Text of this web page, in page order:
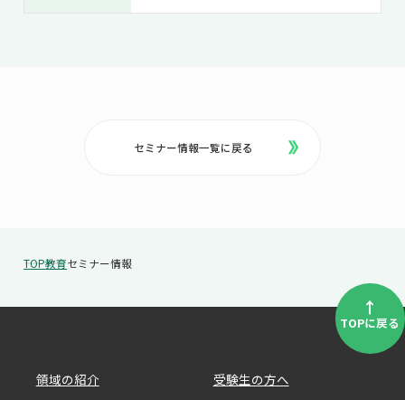
セミナー情報一覧に戻る
TOP教育セミナー情報
↑
TOPに戻る
領域の紹介
受験生の方へ